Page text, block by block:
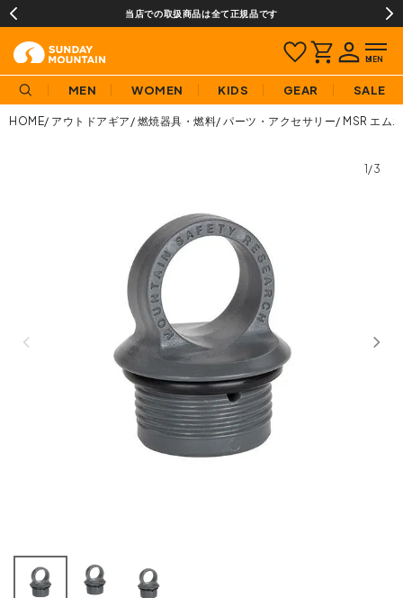
当店での取扱商品は全て正規品です
MEN WOMEN KIDS GEAR SALE
HOME アウトドアギア 燃焼器具・燃料 パーツ・アクセサリー MSR エム
1/3